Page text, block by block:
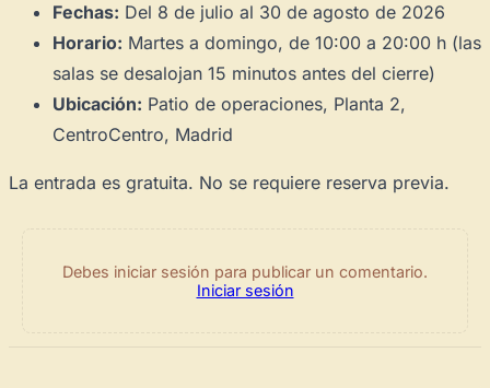
Fechas: Del 8 de julio al 30 de agosto de 2026
Horario: Martes a domingo, de 10:00 a 20:00 h (las
salas se desalojan 15 minutos antes del cierre)
Ubicación: Patio de operaciones, Planta 2,
CentroCentro, Madrid
La entrada es gratuita. No se requiere reserva previa.
Debes iniciar sesión para publicar un comentario.
Iniciar sesión
Recibe y responde mensajes
Sigue las visitas de tus obras
Crear cuenta y abrir mi Panel